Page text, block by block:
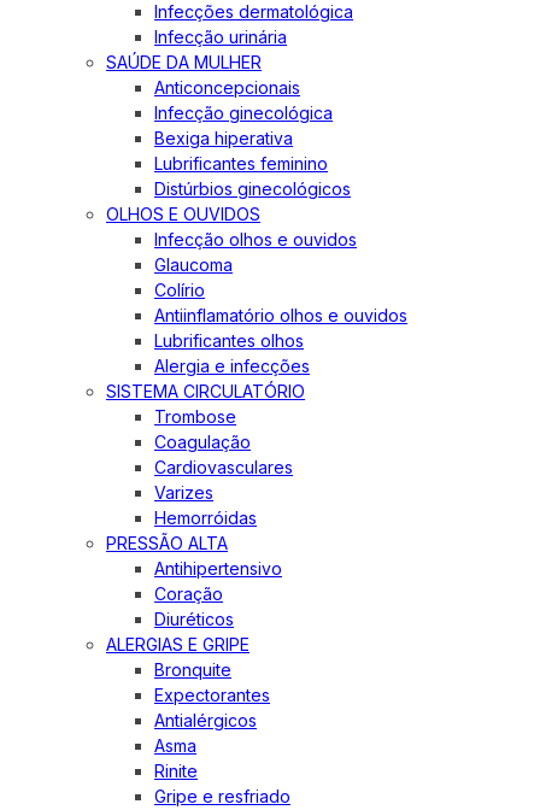
Infecções dermatológica
Infecção urinária
SAÚDE DA MULHER
Anticoncepcionais
Infecção ginecológica
Bexiga hiperativa
Lubrificantes feminino
Distúrbios ginecológicos
OLHOS E OUVIDOS
Infecção olhos e ouvidos
Glaucoma
Colírio
Antiinflamatório olhos e ouvidos
Lubrificantes olhos
Alergia e infecções
SISTEMA CIRCULATÓRIO
Trombose
Coagulação
Cardiovasculares
Varizes
Hemorróidas
PRESSÃO ALTA
Antihipertensivo
Coração
Diuréticos
ALERGIAS E GRIPE
Bronquite
Expectorantes
Antialérgicos
Asma
Rinite
Gripe e resfriado